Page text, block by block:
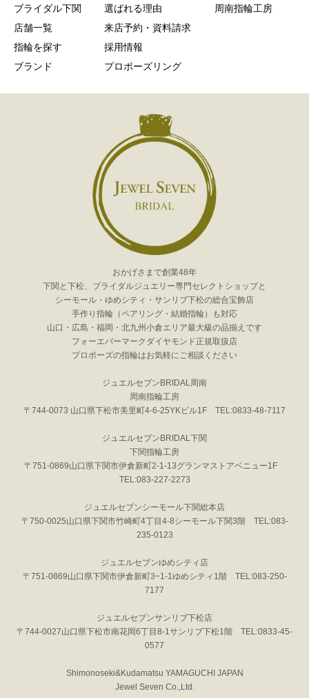
ブライダル下関
店舗一覧
指輪を探す
ブランド
選ばれる理由
来店予約・資料請求
採用情報
プロポーズリング
周南指輪工房
おかげさまで創業48年
下関と下松、ブライダルジュエリー専門セレクトショップと
シーモール・ゆめシティ・サンリブ下松の総合宝飾店
手作り指輪（ペアリング・結婚指輪）も対応
山口・広島・福岡・北九州小倉エリア最大級の品揃えです
フォーエバーマークダイヤモンド正規取扱店
プロポーズの指輪はお気軽にご相談ください
ジュエルセブンBRIDAL周南
周南指輪工房
〒744-0073 山口県下松市美里町4-6-25YKビル1F TEL:0833-48-7117
ジュエルセブンBRIDAL下関
下関指輪工房
〒751-0869山口県下関市伊倉新町2-1-13グランマストアベニュー1F
TEL:083-227-2273
ジュエルセブンシーモール下関総本店
〒750-0025山口県下関市竹崎町4丁目4-8シーモール下関3階 TEL:083-
235-0123
ジュエルセブンゆめシティ店
〒751-0869山口県下関市伊倉新町3−1-1ゆめシティ1階 TEL:083-250-
7177
ジュエルセブンサンリブ下松店
〒744-0027山口県下松市南花岡6丁目8-1サンリブ下松1階 TEL:0833-45-
0577
Shimonoseki&Kudamatsu YAMAGUCHI JAPAN
Jewel Seven Co.,Ltd.